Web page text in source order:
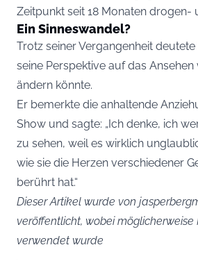
Zeitpunkt seit 18 Monaten drogen-
Ein Sinneswandel?
Trotz seiner Vergangenheit
seine Perspektive auf das Ansehen
ändern könnte.
Er bemerkte die anhaltende
Show und sagte: „Ich denke, ich
zu sehen, weil es wirklich
wie sie die Herzen verschiedener
berührt hat.“
Dieser Artikel wurde von
veröffentlicht, wobei möglicherweise
verwendet wurde